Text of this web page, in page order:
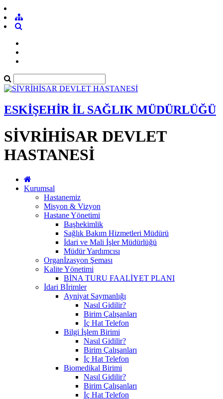
ESKİŞEHİR İL SAĞLIK MÜDÜRLÜĞÜ
SİVRİHİSAR DEVLET
HASTANESİ
Kurumsal
Hastanemiz
Misyon & Vizyon
Hastane Yönetimi
Başhekimlik
Sağlık Bakım Hizmetleri Müdürü
İdari ve Mali İşler Müdürlüğü
Müdür Yardımcısı
Organİzasyon Şeması
Kalite Yönetimi
BİNA TURU FAALİYET PLANI
İdari Bİrimler
Ayniyat Saymanlığı
Nasıl Gidilir?
Birim Çalışanları
İç Hat Telefon
Bilgi İşlem Birimi
Nasıl Gidilir?
Birim Çalışanları
İç Hat Telefon
Biomedikal Birimi
Nasıl Gidilir?
Birim Çalışanları
İç Hat Telefon